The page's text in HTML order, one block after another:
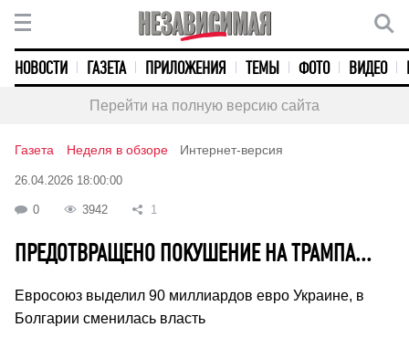
НОВОСТИ ГАЗЕТА ПРИЛОЖЕНИЯ ТЕМЫ ФОТО ВИДЕО
Перейти на полную версию сайта
Газета Неделя в обзоре Интернет-версия
26.04.2026 18:00:00
0 3942 1
ПРЕДОТВРАЩЕНО ПОКУШЕНИЕ НА ТРАМПА...
Евросоюз выделил 90 миллиардов евро Украине, в
Болгарии сменилась власть